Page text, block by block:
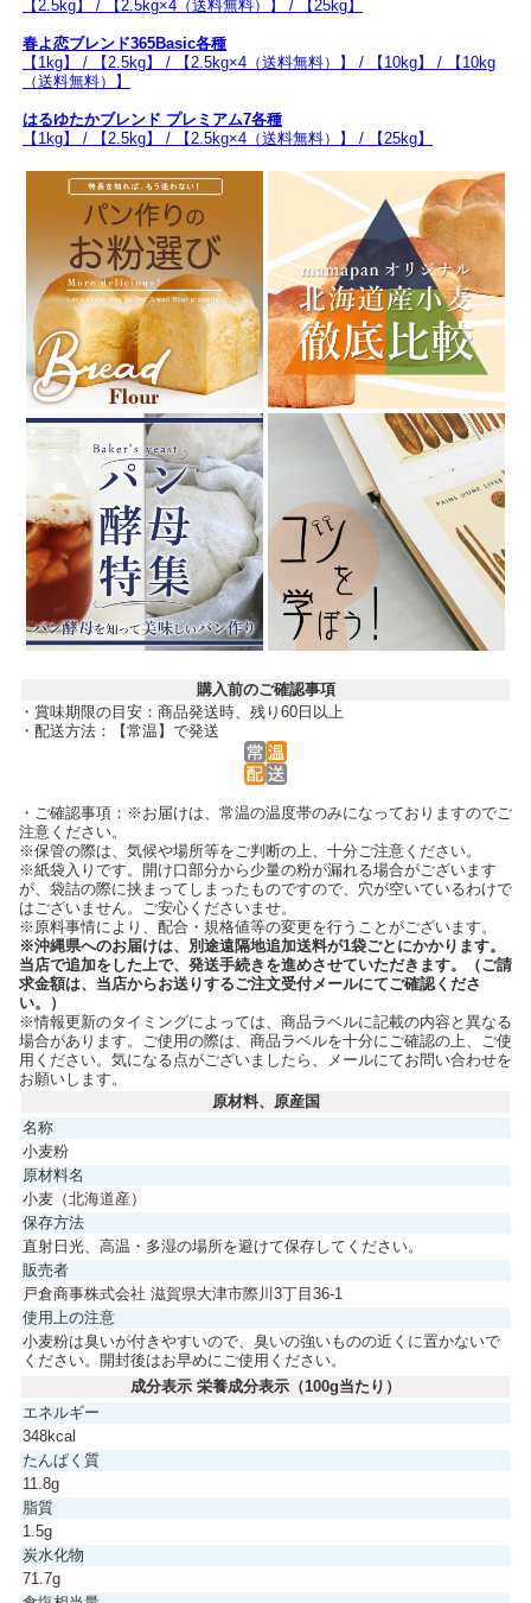
【2.5kg】 / 【2.5kg×4（送料無料）】 / 【25kg】
春よ恋ブレンド365Basic各種
【1kg】 / 【2.5kg】 / 【2.5kg×4（送料無料）】 / 【10kg】 / 【10kg
（送料無料）】
はるゆたかブレンド プレミアム7各種
【1kg】 / 【2.5kg】 / 【2.5kg×4（送料無料）】 / 【25kg】
購入前のご確認事項
・賞味期限の目安：商品発送時、残り60日以上
・配送方法：【常温】で発送
・ご確認事項：※お届けは、常温の温度帯のみになっておりますのでご
注意ください。
※保管の際は、気候や場所等をご判断の上、十分ご注意ください。
※紙袋入りです。開け口部分から少量の粉が漏れる場合がございます
が、袋詰の際に挟まってしまったものですので、穴が空いているわけで
はございません。ご安心くださいませ。
※原料事情により、配合・規格値等の変更を行うことがございます。
※沖縄県へのお届けは、別途遠隔地追加送料が1袋ごとにかかります。
当店で追加をした上で、発送手続きを進めさせていただきます。（ご請
求金額は、当店からお送りするご注文受付メールにてご確認くださ
い。）
※情報更新のタイミングによっては、商品ラベルに記載の内容と異なる
場合があります。ご使用の際は、商品ラベルを十分にご確認の上、ご使
用ください。気になる点がございましたら、メールにてお問い合わせを
お願いします。
原材料、原産国
名称
小麦粉
原材料名
小麦（北海道産）
保存方法
直射日光、高温・多湿の場所を避けて保存してください。
販売者
戸倉商事株式会社 滋賀県大津市際川3丁目36-1
使用上の注意
小麦粉は臭いが付きやすいので、臭いの強いものの近くに置かないで
ください。開封後はお早めにご使用ください。
成分表示 栄養成分表示（100g当たり）
エネルギー
348kcal
たんぱく質
11.8g
脂質
1.5g
炭水化物
71.7g